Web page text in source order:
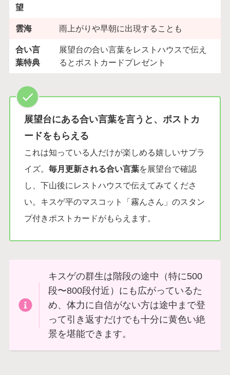
望
雲海 雨上がりや早朝に出現することも
合い言
葉特典
展望台の合い言葉をレストハウスで伝え
るとポストカードプレゼント
展望台にある合い言葉を言うと、ポストカ
ードをもらえる
これは知っている人だけが楽しめる嬉しいサプラ
イズ。 毎月更新される合い言葉を展望台で確認
し、下山後にレストハウスで伝えてみてくださ
い。キスゲ平のマスコット「霧んさん」のスタン
プ付きポストカードがもらえます。
キスゲの群生は階段の途中（特に500
段〜800段付近）にも広がっているた
め、体力に自信がない方は途中まで登
って引き返すだけでも十分に黄色い絶
景を堪能できます。